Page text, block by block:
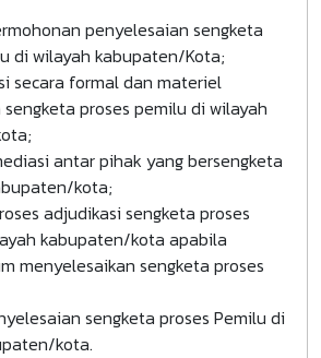
penyelesaian sengketa
di wilayah kabupaten/Kota;
secara formal dan materiel
proses pemilu di wilayah
antar pihak yang bersengketa
kota;
adjudikasi sengketa proses
kabupaten/kota apabila
menyelesaikan sengketa proses
sengketa proses Pemilu di
kota.